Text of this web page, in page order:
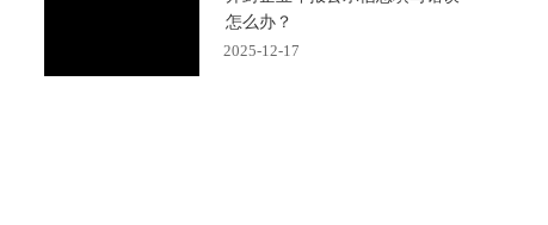
怎么办？
2025-12-17